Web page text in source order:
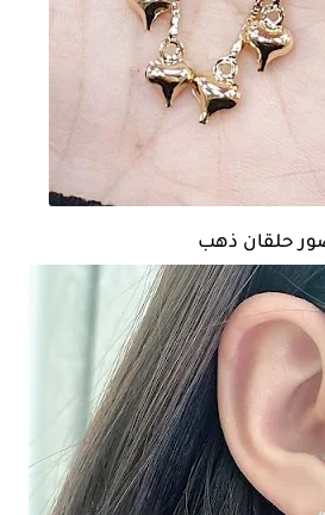
حلقان ذهب